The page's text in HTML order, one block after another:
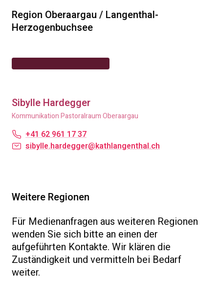
Region Oberaargau / Langenthal-
Herzogenbuchsee
Sibylle Hardegger
Kommunikation Pastoralraum Oberaargau
+41 62 961 17 37
sibylle.hardegger@kathlangenthal.ch
Weitere Regionen
Für Medienanfragen aus weiteren Regionen
wenden Sie sich bitte an einen der
aufgeführten Kontakte. Wir klären die
Zuständigkeit und vermitteln bei Bedarf
weiter.